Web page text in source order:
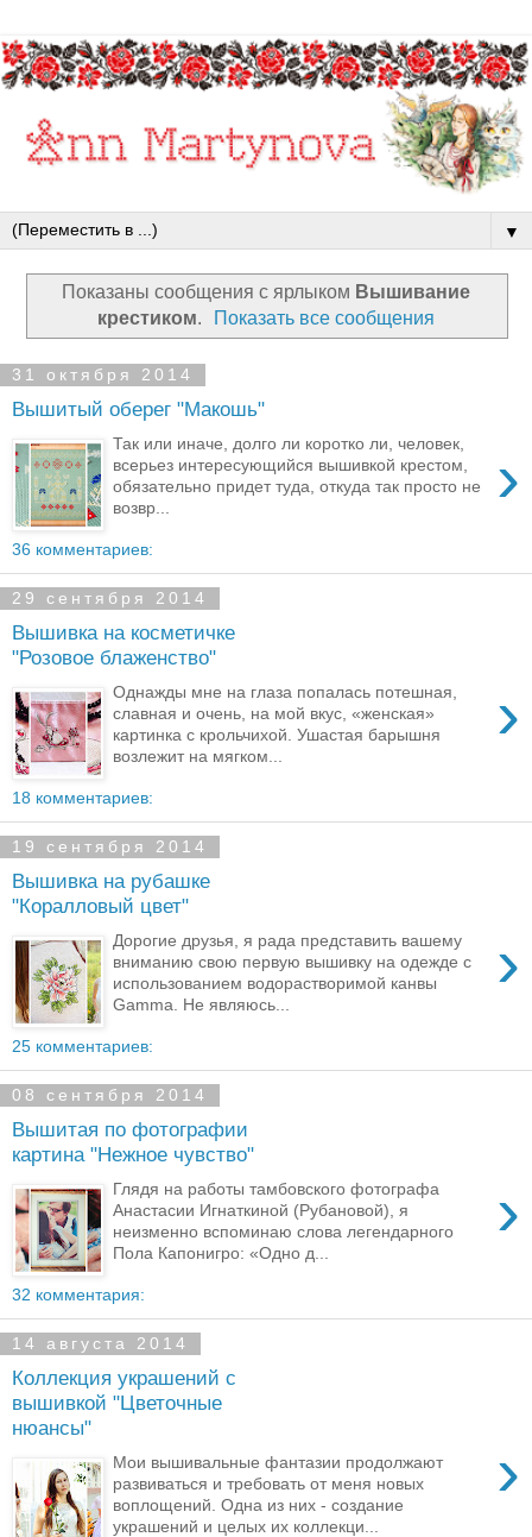
▼
Показаны сообщения с ярлыком Вышивание
крестиком. Показать все сообщения
31 октября 2014
Вышитый оберег "Макошь"
›
Так или иначе, долго ли коротко ли, человек,
всерьез интересующийся вышивкой крестом,
обязательно придет туда, откуда так просто не
возвр...
36 комментариев:
29 сентября 2014
Вышивка на косметичке
"Розовое блаженство"
›
Однажды мне на глаза попалась потешная,
славная и очень, на мой вкус, «женская»
картинка с крольчихой. Ушастая барышня
возлежит на мягком...
18 комментариев:
19 сентября 2014
Вышивка на рубашке
"Коралловый цвет"
›
Дорогие друзья, я рада представить вашему
вниманию свою первую вышивку на одежде с
использованием водорастворимой канвы
Gamma. Не являюсь...
25 комментариев:
08 сентября 2014
Вышитая по фотографии
картина "Нежное чувство"
›
Глядя на работы тамбовского фотографа
Анастасии Игнаткиной (Рубановой), я
неизменно вспоминаю слова легендарного
Пола Капонигро: «Одно д...
32 комментария:
14 августа 2014
Коллекция украшений с
вышивкой "Цветочные
нюансы"
›
Мои вышивальные фантазии продолжают
развиваться и требовать от меня новых
воплощений. Одна из них - создание
украшений и целых их коллекци...